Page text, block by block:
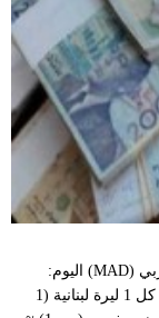
إليك سعر صرف الليرة اللبنانية مقابل الدرهم المغربي (MAD) اليوم:
السعر التقريبي السعر التقريبي المتوسط العالمي: كل 1 ليرة لبنانية (1